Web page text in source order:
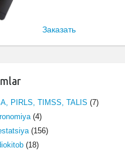
Заказать
PIRLS, TIMSS, TALIS (7)
(4)
(156)
(18)